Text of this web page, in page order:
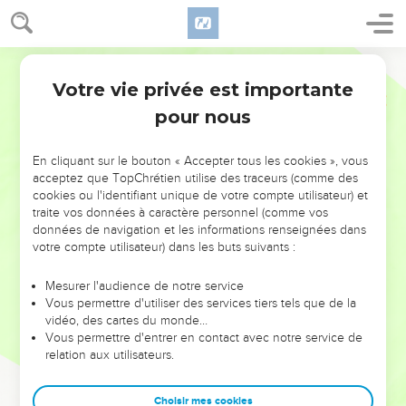
NE MANQUEZ PAS L’ÉVÉNEMENT
DE L’ANNÉE !
ET SI LEURS ERREURS POUVAIENT VOUS ÉVITER LES
VOTRES ?
leur foi ou leur vision. Mais on voit moins les doutes, les erreurs
et les saisons difficiles qu'ils ont traversés, alors même que ce
sont elles qui les ont façonnés.
Dans cette conférence, leaders, entrepreneurs, et responsables
clés pour avancer avec plus de sagesse afin que leurs erreurs
Votre vie privée est importante
pour nous
En cliquant sur le bouton « Accepter tous les cookies », vous
acceptez que TopChrétien utilise des traceurs (comme des
cookies ou l'identifiant unique de votre compte utilisateur) et
traite vos données à caractère personnel (comme vos
données de navigation et les informations renseignées dans
votre compte utilisateur) dans les buts suivants :
Mesurer l'audience de notre service
Vous permettre d'utiliser des services tiers tels que de la
vidéo, des cartes du monde…
Vous permettre d'entrer en contact avec notre service de
relation aux utilisateurs.
Choisir mes cookies